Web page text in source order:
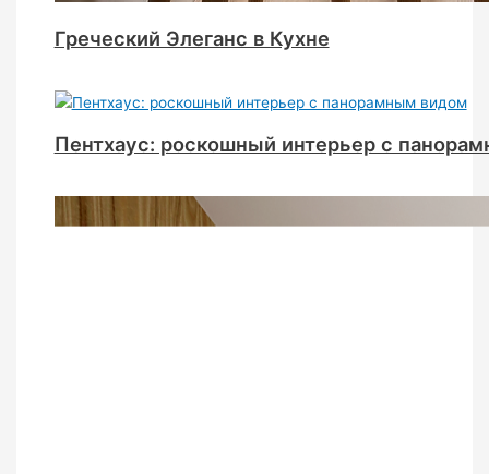
Греческий Элеганс в Кухне
Пентхаус: роскошный интерьер с